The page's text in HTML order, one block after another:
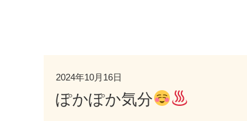
2024年10月16日
ぽかぽか気分